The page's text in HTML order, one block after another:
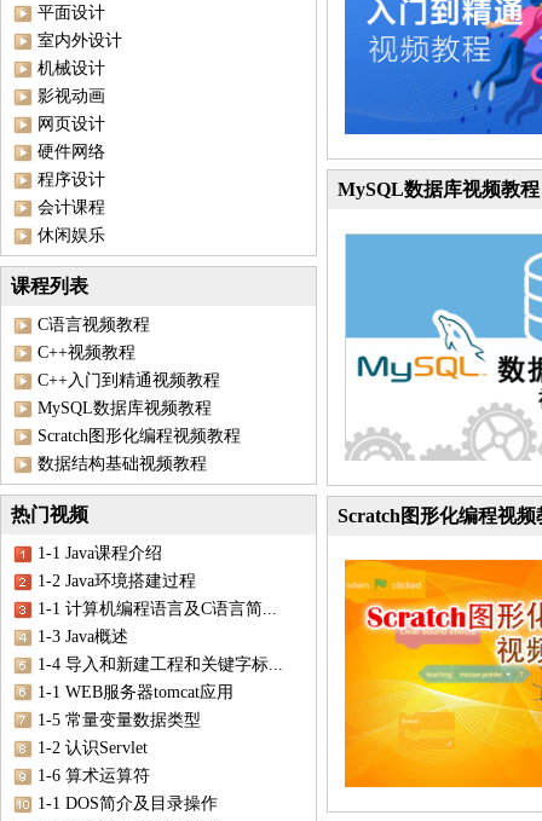
平面设计
室内外设计
机械设计
影视动画
网页设计
硬件网络
程序设计
会计课程
休闲娱乐
课程列表
C语言视频教程
C++视频教程
C++入门到精通视频教程
MySQL数据库视频教程
Scratch图形化编程视频教程
数据结构基础视频教程
热门视频
1-1 Java课程介绍
1-2 Java环境搭建过程
1-1 计算机编程语言及C语言简...
1-3 Java概述
1-4 导入和新建工程和关键字标...
1-1 WEB服务器tomcat应用
1-5 常量变量数据类型
1-2 认识Servlet
1-6 算术运算符
1-1 DOS简介及目录操作
MySQL数据库视频教程
Scratch图形化编程视频